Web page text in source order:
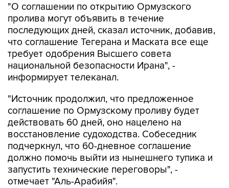
"О соглашении по открытию Ормузского
пролива могут объявить в течение
последующих дней, сказал источник, добавив,
что соглашение Тегерана и Маската все еще
требует одобрения Высшего совета
национальной безопасности Ирана", -
информирует телеканал.
"Источник продолжил, что предложенное
соглашение по Ормузскому проливу будет
действовать 60 дней, оно нацелено на
восстановление судоходства. Собеседник
подчеркнул, что 60-дневное соглашение
должно помочь выйти из нынешнего тупика и
запустить технические переговоры", -
отмечает "Аль-Арабийя".